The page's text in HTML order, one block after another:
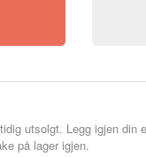
utsolgt. Legg igjen din
på lager igjen.